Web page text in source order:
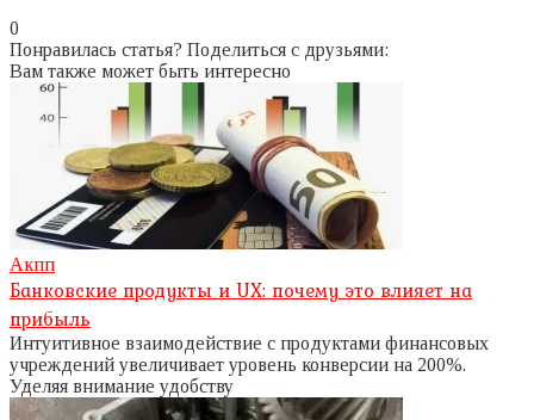
0
Понравилась статья? Поделиться с друзьями:
Вам также может быть интересно
Акпп
Банковские продукты и UX: почему это влияет на
прибыль
Интуитивное взаимодействие с продуктами финансовых
учреждений увеличивает уровень конверсии на 200%.
Уделяя внимание удобству